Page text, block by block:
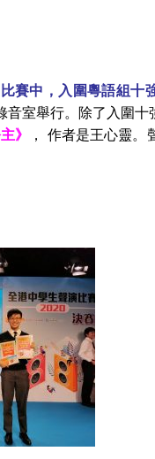
賽中，入圍粵語組十
室舉行。除了入圍十
》
， 作者是王心靈。